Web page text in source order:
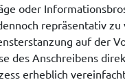
oder
repräsentativ zu
auf der
des Anschreibens
erheblich